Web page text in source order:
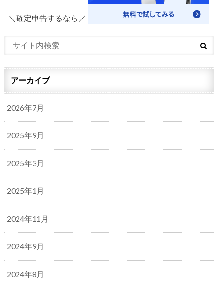
＼確定申告するなら／
アーカイブ
2026年7月
2025年9月
2025年3月
2025年1月
2024年11月
2024年9月
2024年8月